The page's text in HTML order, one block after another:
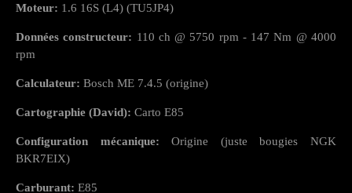
Moteur: 1.6 16S (L4) (TU5JP4)
Données constructeur: 110 ch @ 5750 rpm - 147 Nm @ 4000
rpm
Calculateur: Bosch ME 7.4.5 (origine)
Cartographie (David): Carto E85
Configuration mécanique: Origine (juste bougies NGK
BKR7EIX)
Carburant: E85